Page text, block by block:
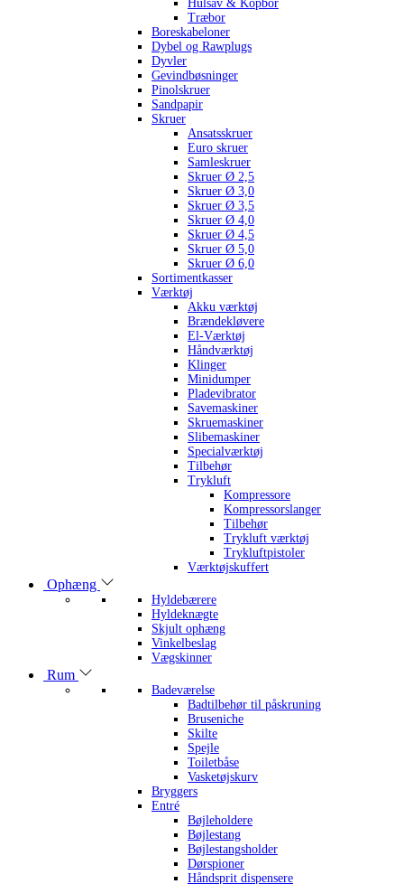
Hulsav & Kopbor
Træbor
Boreskabeloner
Dybel og Rawplugs
Dyvler
Gevindbøsninger
Pinolskruer
Sandpapir
Skruer
Ansatsskruer
Euro skruer
Samleskruer
Skruer Ø 2,5
Skruer Ø 3,0
Skruer Ø 3,5
Skruer Ø 4,0
Skruer Ø 4,5
Skruer Ø 5,0
Skruer Ø 6,0
Sortimentkasser
Værktøj
Akku værktøj
Brændekløvere
El-Værktøj
Håndværktøj
Klinger
Minidumper
Pladevibrator
Savemaskiner
Skruemaskiner
Slibemaskiner
Specialværktøj
Tilbehør
Trykluft
Kompressore
Kompressorslanger
Tilbehør
Trykluft værktøj
Trykluftpistoler
Værktøjskuffert
Ophæng
Hyldebærere
Hyldeknægte
Skjult ophæng
Vinkelbeslag
Vægskinner
Rum
Badeværelse
Badtilbehør til påskruning
Bruseniche
Skilte
Spejle
Toiletbåse
Vasketøjskurv
Bryggers
Entré
Bøjleholdere
Bøjlestang
Bøjlestangsholder
Dørspioner
Håndsprit dispensere